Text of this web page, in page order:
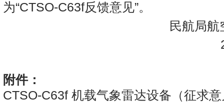
为“CTSO-C63f反馈意见”。
民航局航
附件：
CTSO-C63f 机载气象雷达设备（征求